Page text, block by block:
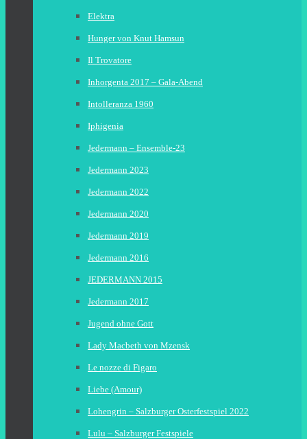
Elektra
Hunger von Knut Hamsun
Il Trovatore
Inhorgenta 2017 – Gala-Abend
Intolleranza 1960
Iphigenia
Jedermann – Ensemble-23
Jedermann 2023
Jedermann 2022
Jedermann 2020
Jedermann 2019
Jedermann 2016
JEDERMANN 2015
Jedermann 2017
Jugend ohne Gott
Lady Macbeth von Mzensk
Le nozze di Figaro
Liebe (Amour)
Lohengrin – Salzburger Osterfestspiel 2022
Lulu – Salzburger Festspiele